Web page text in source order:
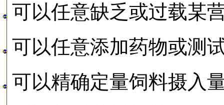
可以任意缺乏或过载某
可以任意添加药物或测
可以精确定量饲料摄入